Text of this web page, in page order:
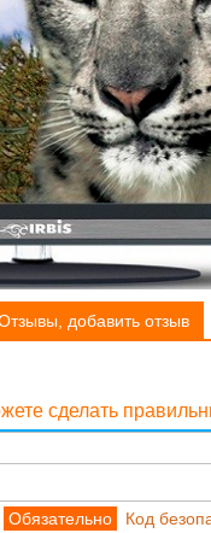
добавить отзыв
сделать
Код